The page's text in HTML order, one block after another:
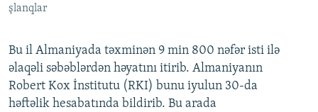
şlanqlar
Bu il Almaniyada təxminən 9 min 800 nəfər isti ilə
əlaqəli səbəblərdən həyatını itirib. Almaniyanın
Robert Kox İnstitutu (RKI) bunu iyulun 30-da
həftəlik hesabatında bildirib. Bu arada